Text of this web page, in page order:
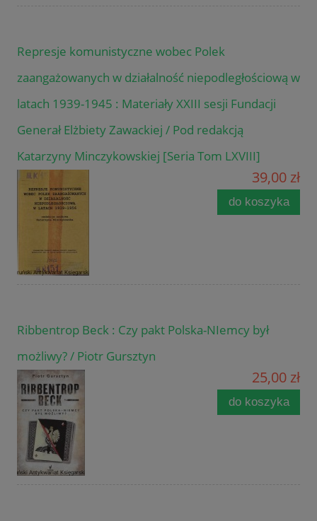
Represje komunistyczne wobec Polek
zaangażowanych w działalność niepodległościową w
latach 1939-1945 : Materiały XXIII sesji Fundacji
Generał Elżbiety Zawackiej / Pod redakcją
Katarzyny Minczykowskiej [Seria Tom LXVIII]
39,00 zł
do koszyka
Ribbentrop Beck : Czy pakt Polska-NIemcy był
możliwy? / Piotr Gursztyn
25,00 zł
do koszyka